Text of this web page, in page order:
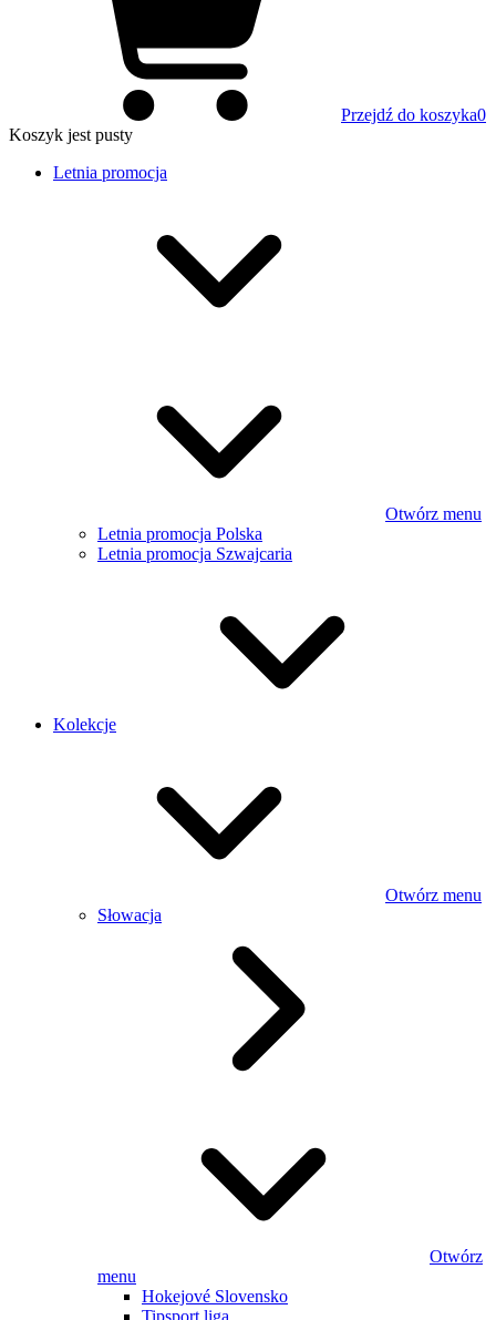
Przejdź do koszyka0
Koszyk jest pusty
Letnia promocja
Otwórz menu
Letnia promocja Polska
Letnia promocja Szwajcaria
Kolekcje
Otwórz menu
Słowacja
Otwórz
menu
Hokejové Slovensko
Tipsport liga